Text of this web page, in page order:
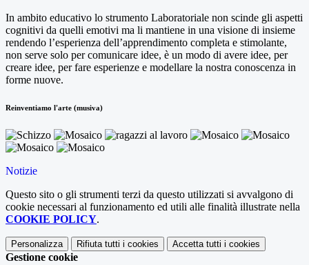
In ambito educativo lo strumento Laboratoriale non scinde gli aspetti
cognitivi da quelli emotivi ma li mantiene in una visione di insieme
rendendo l’esperienza dell’apprendimento completa e stimolante,
non serve solo per comunicare idee, è un modo di avere idee, per
creare idee, per fare esperienze e modellare la nostra conoscenza in
forme nuove.
Reinventiamo l'arte (musiva)
Notizie
Questo sito o gli strumenti terzi da questo utilizzati si avvalgono di
cookie necessari al funzionamento ed utili alle finalità illustrate nella
COOKIE POLICY.
Personalizza Rifiuta tutti i cookies Accetta tutti i cookies
Gestione cookie